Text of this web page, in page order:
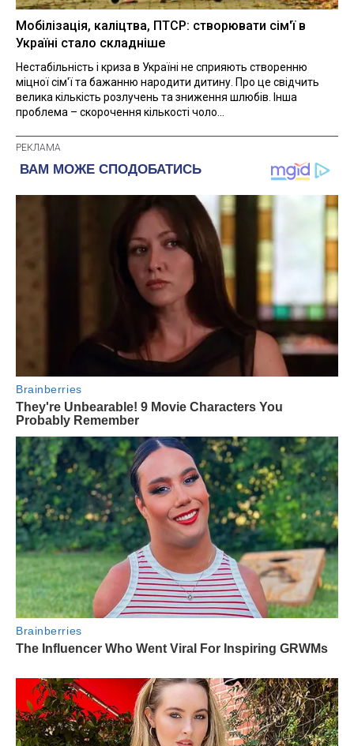
Мобілізація, каліцтва, ПТСР: створювати сім'ї в
Україні стало складніше
Нестабільність і криза в Україні не сприяють створенню
міцної сім'ї та бажанню народити дитину. Про це свідчить
велика кількість розлучень та зниження шлюбів. Інша
проблема – скорочення кількості чоло...